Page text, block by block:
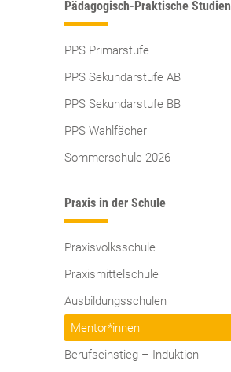
Pädagogisch-Praktische Studien
PPS Primarstufe
PPS Sekundarstufe AB
PPS Sekundarstufe BB
PPS Wahlfächer
Sommerschule 2026
Praxis in der Schule
Praxisvolksschule
Praxismittelschule
Ausbildungsschulen
Mentor*innen
Berufseinstieg – Induktion